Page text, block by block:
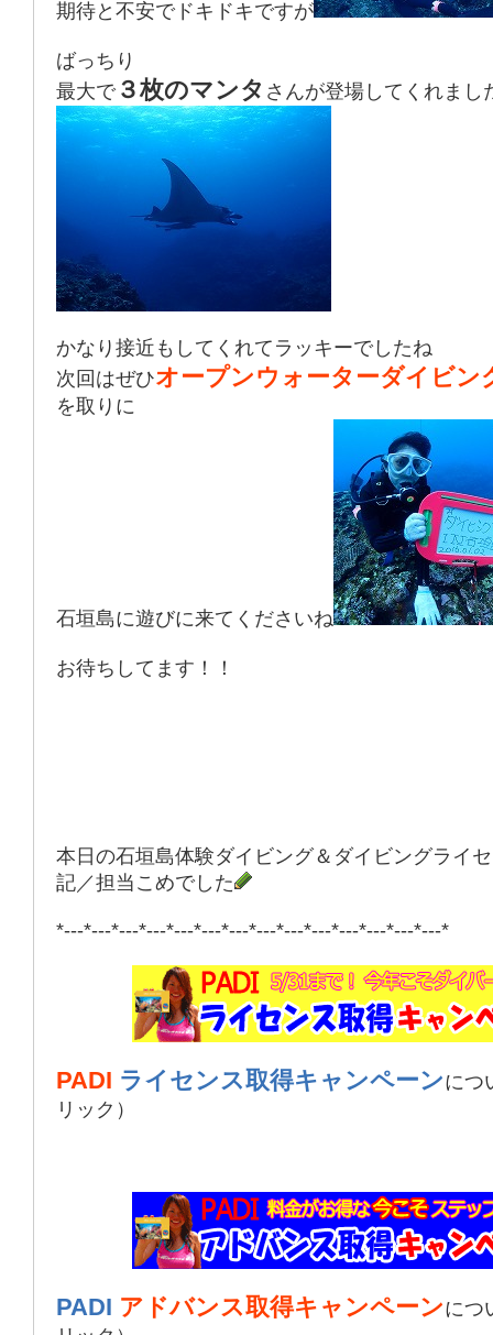
期待と不安でドキドキですが
ばっちり
最大で３枚のマンタ さんが登場してくれまし
かなり接近もしてくれてラッキーでしたね
次回はぜひオープンウォーターダイビン
を取りに
石垣島に遊びに来てくださいね
お待ちしてます！！
本日の石垣島体験ダイビング＆ダイビングライ
記／担当こめでした
*---*---*---*---*---*---*---*---*---*---*---*---*---*---*
PADI ライセンス取得キャンペーンにつ
リック）
PADI アドバンス取得キャンペーンにつ